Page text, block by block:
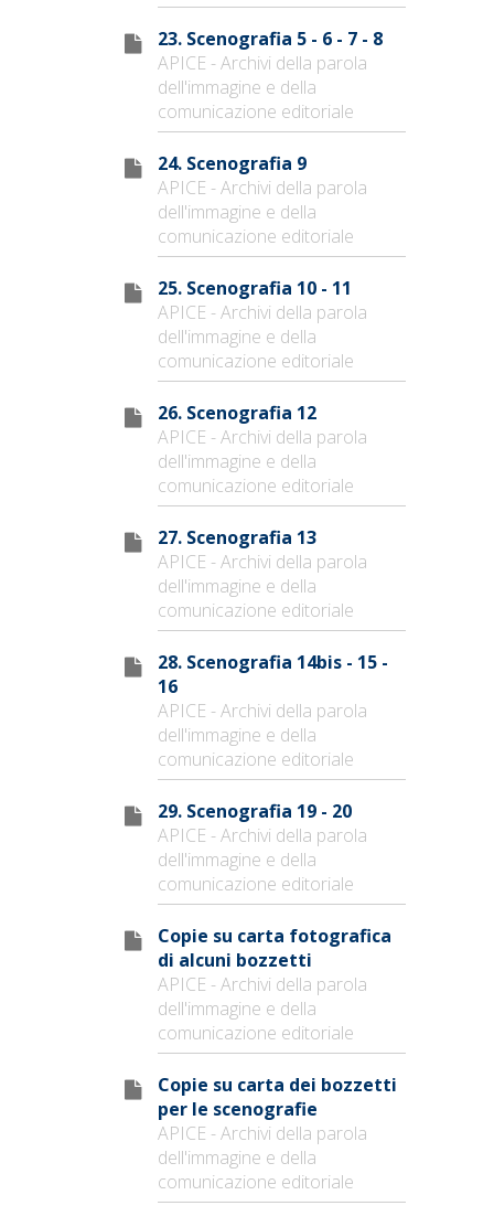
23. Scenografia 5 - 6 - 7 - 8
APICE - Archivi della parola
dell'immagine e della
comunicazione editoriale
24. Scenografia 9
APICE - Archivi della parola
dell'immagine e della
comunicazione editoriale
25. Scenografia 10 - 11
APICE - Archivi della parola
dell'immagine e della
comunicazione editoriale
26. Scenografia 12
APICE - Archivi della parola
dell'immagine e della
comunicazione editoriale
27. Scenografia 13
APICE - Archivi della parola
dell'immagine e della
comunicazione editoriale
28. Scenografia 14bis - 15 -
16
APICE - Archivi della parola
dell'immagine e della
comunicazione editoriale
29. Scenografia 19 - 20
APICE - Archivi della parola
dell'immagine e della
comunicazione editoriale
Copie su carta fotografica
di alcuni bozzetti
APICE - Archivi della parola
dell'immagine e della
comunicazione editoriale
Copie su carta dei bozzetti
per le scenografie
APICE - Archivi della parola
dell'immagine e della
comunicazione editoriale